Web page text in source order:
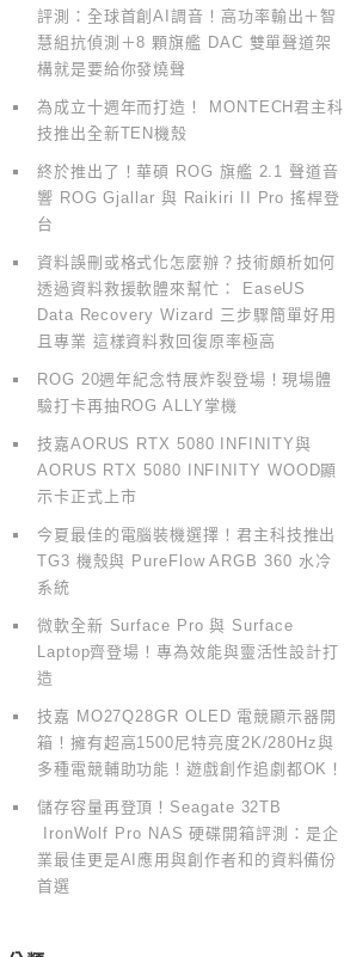
評測：全球首創AI調音！高功率輸出＋智
慧組抗偵測＋8 顆旗艦 DAC 雙單聲道架
構就是要給你發燒聲
為成立十週年而打造！ MONTECH君主科
技推出全新TEN機殼
終於推出了！華碩 ROG 旗艦 2.1 聲道音
響 ROG Gjallar 與 Raikiri II Pro 搖桿登
台
資料誤刪或格式化怎麼辦？技術頗析如何
透過資料救援軟體來幫忙： EaseUS
Data Recovery Wizard 三步驟簡單好用
且專業 這樣資料救回復原率極高
ROG 20週年紀念特展炸裂登場！現場體
驗打卡再抽ROG ALLY掌機
技嘉AORUS RTX 5080 INFINITY與
AORUS RTX 5080 INFINITY WOOD顯
示卡正式上市
今夏最佳的電腦裝機選擇！君主科技推出
TG3 機殼與 PureFlow ARGB 360 水冷
系統
微軟全新 Surface Pro 與 Surface
Laptop齊登場！專為效能與靈活性設計打
造
技嘉 MO27Q28GR OLED 電競顯示器開
箱！擁有超高1500尼特亮度2K/280Hz與
多種電競輔助功能！遊戲創作追劇都OK！
儲存容量再登頂！Seagate 32TB
IronWolf Pro NAS 硬碟開箱評測：是企
業最佳更是AI應用與創作者和的資料備份
首選